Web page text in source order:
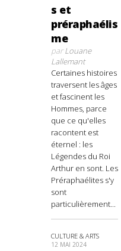
s et
préraphaélis
me
parLouane
Lallemant
Certaines histoires
traversent les âges
et fascinent les
Hommes, parce
que ce qu'elles
racontent est
éternel : les
Légendes du Roi
Arthur en sont. Les
Préraphaélites s'y
sont
particulièrement...
CULTURE & ARTS
12 MAI 2024